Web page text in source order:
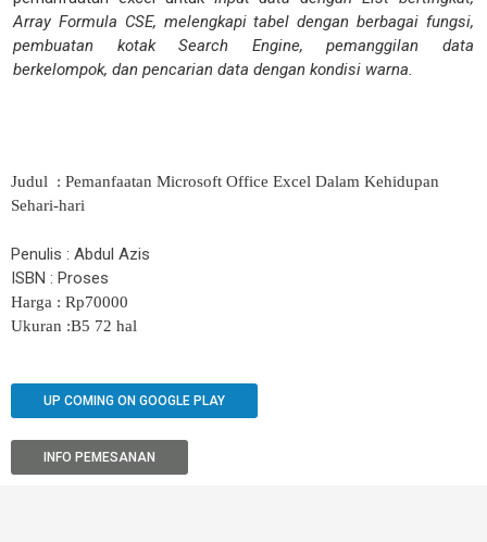
Array Formula CSE, melengkapi tabel dengan berbagai fungsi,
pembuatan kotak Search Engine, pemanggilan data
berkelompok, dan pencarian data dengan kondisi warna.
Judul : Pemanfaatan Microsoft Office Excel Dalam Kehidupan
Sehari-hari
Penulis : Abdul Azis
ISBN : Proses
Harga : Rp70000
Ukuran :B5 72 hal
UP COMING ON GOOGLE PLAY
INFO PEMESANAN